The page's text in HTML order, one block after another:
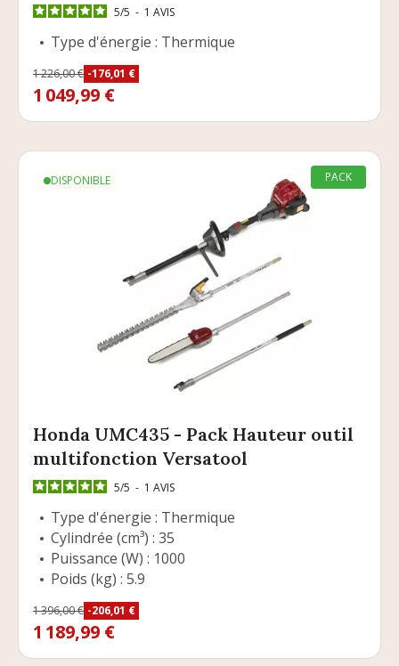
5/5 - 1 AVIS
Type d'énergie : Thermique
Prix de base
1 226,00 € -176,01 €
Prix
1 049,99 €
DISPONIBLE PACK
Honda UMC435 - Pack Hauteur outil
multifonction Versatool
5/5 - 1 AVIS
Type d'énergie : Thermique
Cylindrée (cm³) : 35
Puissance (W) : 1000
Poids (kg) : 5.9
Prix de base
1 396,00 € -206,01 €
Prix
1 189,99 €